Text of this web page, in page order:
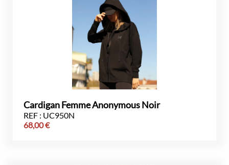
Cardigan Femme Anonymous Noir
REF : UC950N
68,00€